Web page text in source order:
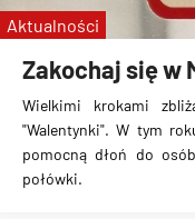
Zakochaj się w
Wielkimi krokami
"Walentynki".W tym
pomocną dłoń do
połówki.
Aktualności